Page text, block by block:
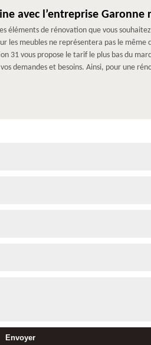
avec l’entreprise Garonne
éléments de rénovation que vous
les meubles ne représentera pas le
31 vous propose le tarif le plus bas du
demandes et besoins. Ainsi, pour une